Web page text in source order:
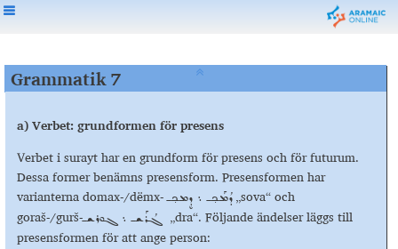
Grammatik 7
a) Verbet: grundformen för presens
Verbet i surayt har en grundform för presens och för futurum.
Dessa former benämns presensform. Presensformen har
varianterna domax-/dëmx-ܕܳܡܰܟ݂ـ ܆ ܕܷܡܟ݂ـ„sova“ och
goraš-/gurš-ܓܳܪܰܫـ ܆ ܓܘܪܫـ
„dra“. Följande ändelser läggs till
presensformen för att ange person: